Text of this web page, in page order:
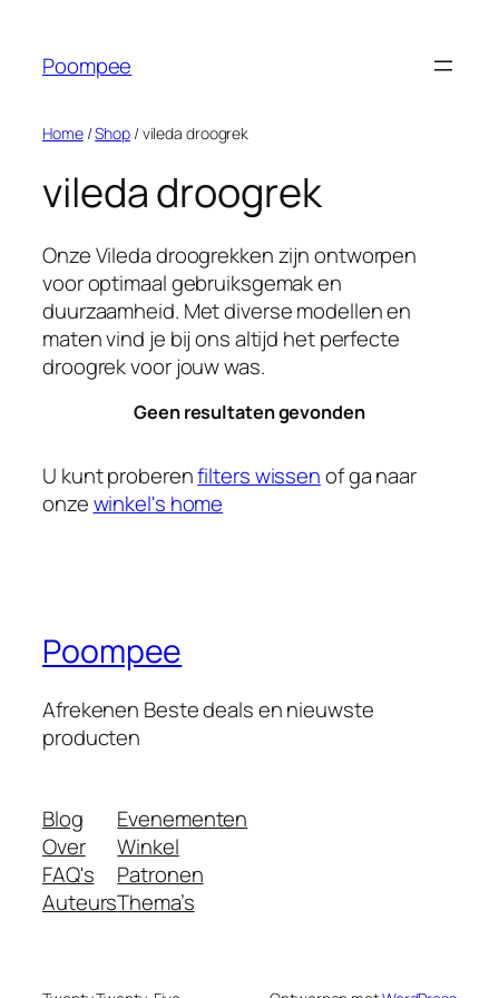
Poompee
Home/Shop/ vileda droogrek
vileda droogrek
Onze Vileda droogrekken zijn ontworpen
voor optimaal gebruiksgemak en
duurzaamheid. Met diverse modellen en
maten vind je bij ons altijd het perfecte
droogrek voor jouw was.
Geen resultaten gevonden
U kunt proberenfilters wissenof ga naar
onzewinkel's home
Poompee
Afrekenen Beste deals en nieuwste
producten
Blog
Over
FAQ's
Auteurs
Evenementen
Winkel
Patronen
Thema’s